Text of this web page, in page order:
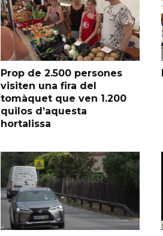
Prop de 2.500 persones
visiten una fira del
tomàquet que ven 1.200
quilos d’aquesta
hortalissa